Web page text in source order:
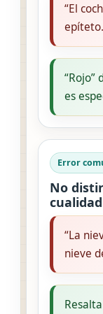
“El
epíteto.
“Rojo”
es
Error
No
“La
nieve